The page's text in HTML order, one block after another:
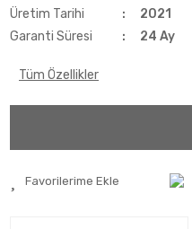
Üretim Tarihi
2021
Garanti Süresi
24 Ay
Tüm Özellikler